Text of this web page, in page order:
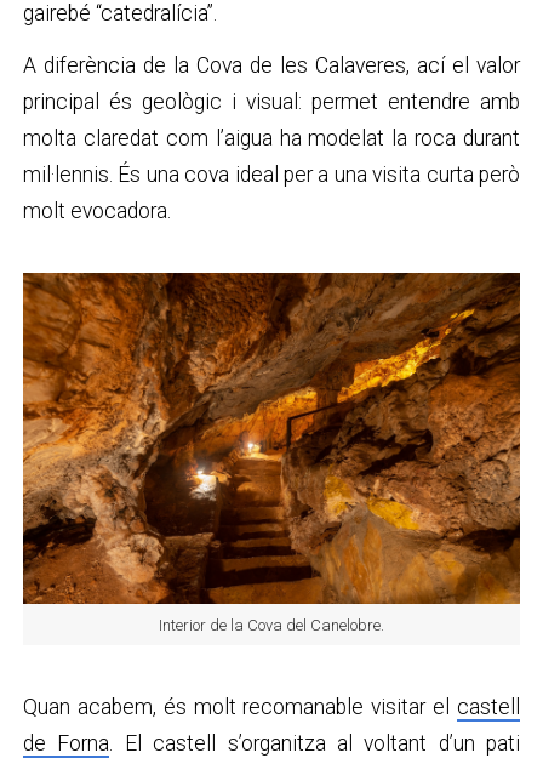
gairebé “catedralícia”.
A diferència de la Cova de les Calaveres, ací el valor
principal és geològic i visual: permet entendre amb
molta claredat com l’aigua ha modelat la roca durant
mil·lennis. És una cova ideal per a una visita curta però
molt evocadora.
Interior de la Cova del Canelobre.
Quan acabem, és molt recomanable visitar el castell
de Forna . El castell s’organitza al voltant d’un pati